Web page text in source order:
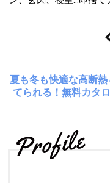
夏も冬も快適な高断
てられる！無料カタ